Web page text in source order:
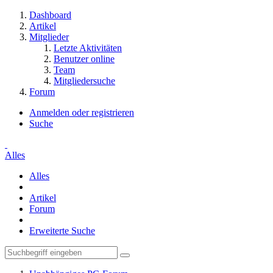
Dashboard
Artikel
Mitglieder
Letzte Aktivitäten
Benutzer online
Team
Mitgliedersuche
Forum
Anmelden oder registrieren
Suche
Alles
Alles
Artikel
Forum
Erweiterte Suche